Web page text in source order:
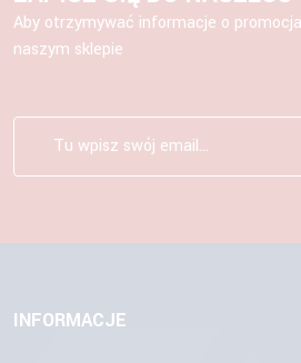
Aby otrzymywać informacje o
naszym sklepie
INFORMACJE